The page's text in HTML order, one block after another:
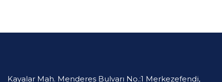
Kayalar Mah. Menderes Bulvarı No.:1 Merkezefendi,